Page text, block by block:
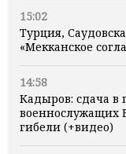
15:02
Турция,
«Мекканское
14:58
Кадыров: сдача в
военнослужащих
гибели (+видео)